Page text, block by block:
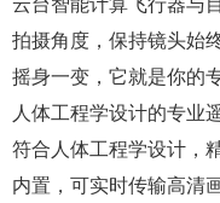
拍摄角度，保持镜头始
摇身一变，它就是你的
人体工程学设计的专业
符合人体工程学设计，
内置，可实时传输高清